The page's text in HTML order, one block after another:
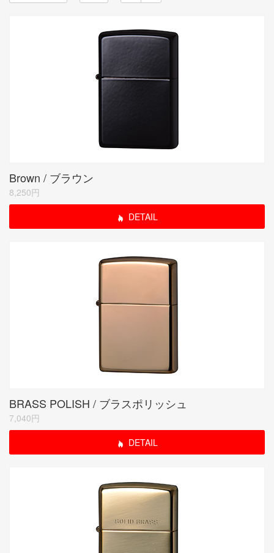
Brown / ブラウン
8,250円
DETAIL
BRASS POLISH / ブラスポリッシュ
7,040円
DETAIL